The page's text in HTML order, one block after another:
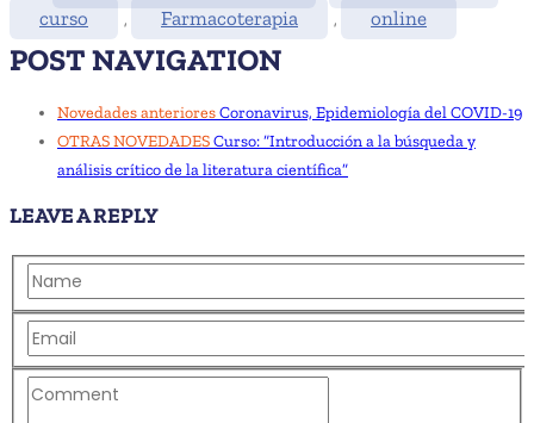
curso , Farmacoterapia , online
POST NAVIGATION
Novedades anterioresCoronavirus, Epidemiología del COVID-19
OTRAS NOVEDADESCurso: “Introducción a la búsqueda y
análisis crítico de la literatura científica”
LEAVE A REPLY